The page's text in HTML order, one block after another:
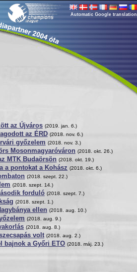
Automatic Google translation
az Újváros (2019. jan. 6.)
az ÉRD (2018. nov. 6.)
győzelem (2018. nov. 3.)
Mosonmagyaróváron (2018. okt. 26.)
MTK Budaörsön (2018. okt. 19.)
a pontokat a Kohász (2018. okt. 6.)
(2018. szept. 22.)
(2018. szept. 14.)
forduló (2018. szept. 7.)
(2018. szept. 1.)
ellen (2018. aug. 10.)
(2018. aug. 9.)
(2018. aug. 8.)
volt (2018. aug. 2.)
bajnok a Győri ETO (2018. máj. 23.)